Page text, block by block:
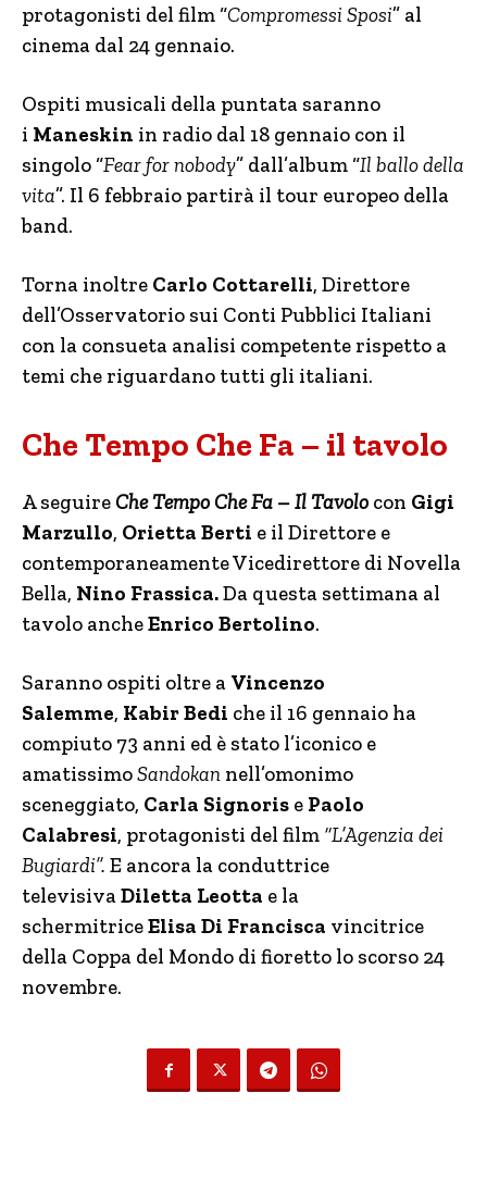
protagonisti del film “Compromessi Sposi” al
cinema dal 24 gennaio.
Ospiti musicali della puntata saranno
i Maneskin in radio dal 18 gennaio con il
singolo “Fear for nobody” dall’album “Il ballo della
vita”. Il 6 febbraio partirà il tour europeo della
band.
Torna inoltre Carlo Cottarelli, Direttore
dell’Osservatorio sui Conti Pubblici Italiani
con la consueta analisi competente rispetto a
temi che riguardano tutti gli italiani.
Che Tempo Che Fa – il tavolo
A seguireCheTempo Che Fa – Il Tavolo con Gigi
Marzullo, Orietta Berti e il Direttore e
contemporaneamente Vicedirettore di Novella
Bella, Nino Frassica.Da questa settimana al
tavolo ancheEnrico Bertolino.
Saranno ospiti oltre a Vincenzo
Salemme, Kabir Bedi che il 16 gennaio ha
compiuto 73 anni ed è stato l’iconico e
amatissimoSandokan nell’omonimo
sceneggiato, Carla Signoris e Paolo
Calabresi, protagonisti del film “L’Agenzia dei
Bugiardi”. E ancora la conduttrice
televisivaDiletta Leotta e la
schermitriceElisa Di Francisca vincitrice
della Coppa del Mondo di fioretto lo scorso 24
novembre.